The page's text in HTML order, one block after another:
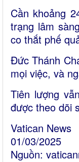
Cần khoảng
trạng lâm
co thắt phế
Đức Thánh
mọi việc, và
Tiên lượng
được theo dõi
Vatican News
01/03/2025
Nguồn: